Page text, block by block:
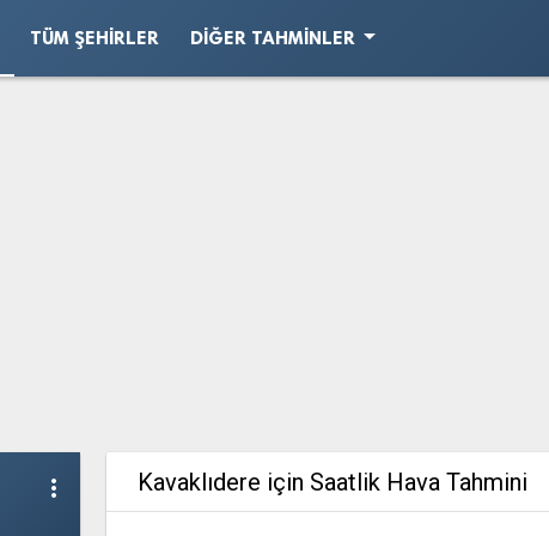
TÜM ŞEHIRLER DIĞER TAHMINLERarrow_drop_down
more_vert Kavaklıdere için Saatlik Hava Tahmini